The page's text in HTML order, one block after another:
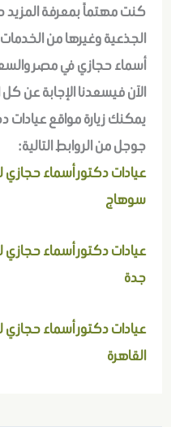
كنت مهتماً بمعرفة المزيد
الجذعية وغيرها من الخدمات
أسماء حجازي في مصر
الآن فيسعدنا الإجابة عن
يمكنك زيارة مواقع عيادات
جوجل من الروابط التالية:
عيادات دكتور أسماء حجازي
سوهاج
عيادات دكتور أسماء حجازي
جدة
عيادات دكتور أسماء حجازي
القاهرة